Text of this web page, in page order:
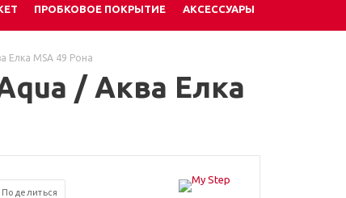
ПРОБКОВОЕ ПОКРЫТИЕ АКСЕССУАРЫ
Елка MSA 49 Рона
/ Аква Елка
Поделиться